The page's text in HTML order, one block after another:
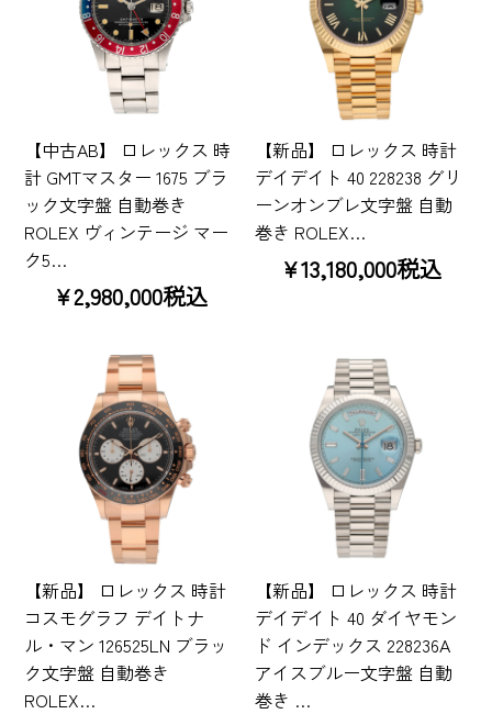
【中古AB】 ロレックス 時
計 GMTマスター 1675 ブラ
ック文字盤 自動巻き
ROLEX ヴィンテージ マー
ク5…
¥2,980,000税込
【新品】 ロレックス 時計
デイデイト 40 228238 グリ
ーンオンブレ文字盤 自動
巻き ROLEX…
¥13,180,000税込
【新品】 ロレックス 時計
コスモグラフ デイトナ
ル・マン 126525LN ブラッ
ク文字盤 自動巻き
ROLEX…
【新品】 ロレックス 時計
デイデイト 40 ダイヤモン
ド インデックス 228236A
アイスブルー文字盤 自動
巻き …